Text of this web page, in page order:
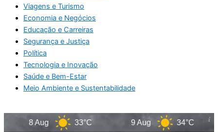
Viagens e Turismo
Economia e Negócios
Educação e Carreiras
Segurança e Justiça
Política
Tecnologia e Inovação
Saúde e Bem-Estar
Meio Ambiente e Sustentabilidade
8 Aug 33°C 9 Aug 34°C